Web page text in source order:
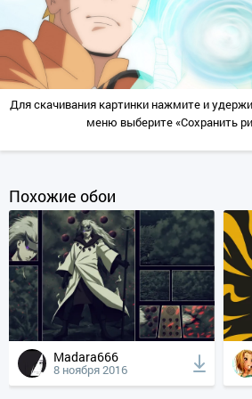
Для скачивания картинки нажмите и
меню выберите «Сохранить
Похожие обои
Madara666
8 ноября 2016